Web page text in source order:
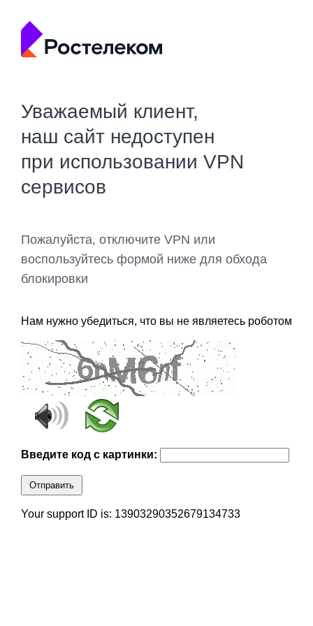
Уважаемый клиент,
наш сайт недоступен
при использовании VPN
сервисов
Пожалуйста, отключите VPN или
воспользуйтесь формой ниже для обхода
блокировки
Нам нужно убедиться, что вы не являетесь роботом
Введите код с картинки:
Отправить
Your support ID is: 13903290352679134733